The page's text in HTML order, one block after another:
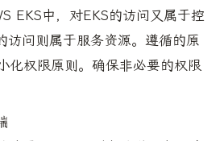
EKS中，对EKS的访问又属于控
访问则属于服务资源。遵循的原
化权限原则。确保非必要的权限